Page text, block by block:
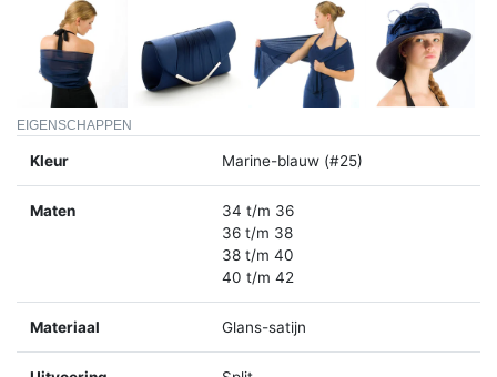
EIGENSCHAPPEN
Kleur Marine-blauw (#25)
Maten
34 t/m 36
36 t/m 38
38 t/m 40
40 t/m 42
Materiaal Glans-satijn